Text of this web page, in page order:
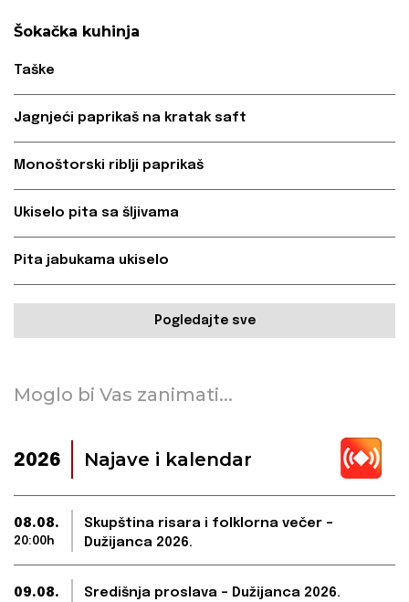
Šokačka kuhinja
Taške
Jagnjeći paprikaš na kratak saft
Monoštorski riblji paprikaš
Ukiselo pita sa šljivama
Pita jabukama ukiselo
Pogledajte sve
Moglo bi Vas zanimati...
2026 Najave i kalendar
08.08.
20:00h
Skupština risara i folklorna večer –
Dužijanca 2026.
09.08. Središnja proslava – Dužijanca 2026.